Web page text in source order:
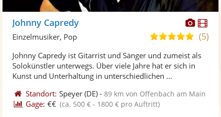
Fotos
Johnny Capredy
5,0
5
(5)
Einzelmusiker, Pop
Johnny Capredy ist Gitarrist und Sänger und zumeist als
Solokünstler unterwegs. Über viele Jahre hat er sich in
Kunst und Unterhaltung in unterschiedlichen ...
Standort: Speyer (DE) -89 km von Offenbach am Main
Gage: €€ (ca. 500 € - 1800 € pro Auftritt)